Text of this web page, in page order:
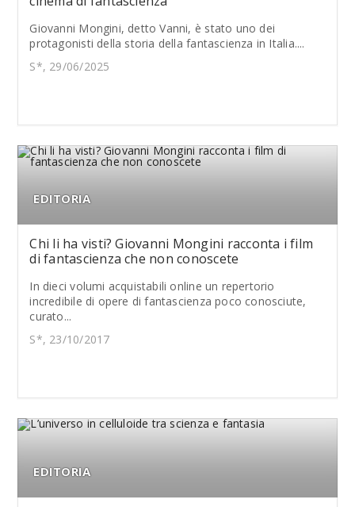
Giovanni Mongini, detto Vanni, è stato uno dei
protagonisti della storia della fantascienza in Italia....
S*, 29/06/2025
EDITORIA
Chi li ha visti? Giovanni Mongini racconta i film
di fantascienza che non conoscete
In dieci volumi acquistabili online un repertorio
incredibile di opere di fantascienza poco conosciute,
curato...
S*, 23/10/2017
EDITORIA